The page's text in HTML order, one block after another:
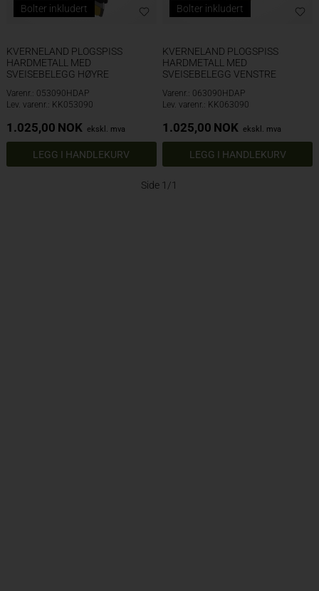
Bolter inkludert
KVERNELAND PLOGSPISS
HARDMETALL MED
SVEISEBELEGG HØYRE
Varenr.: 053090HDAP
Lev. varenr.: KK053090
1.025,00 NOK ekskl. mva
Bolter inkludert
KVERNELAND PLOGSPISS
HARDMETALL MED
SVEISEBELEGG VENSTRE
Varenr.: 063090HDAP
Lev. varenr.: KK063090
1.025,00 NOK ekskl. mva
Side 1/1